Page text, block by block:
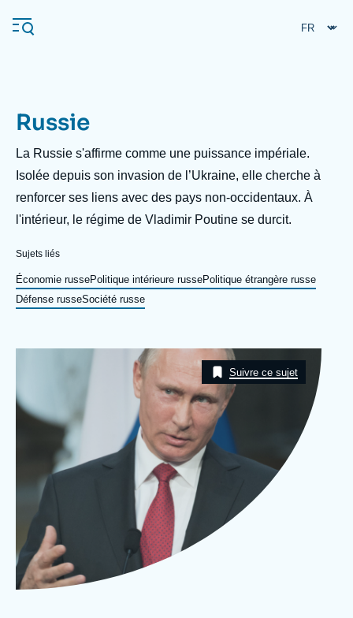
au
contenu
Navigation
principale
L'Ifri
Analyses
Événements
Se connecter
Nous soutenir
À propos de l'Ifri
L'Ifri en bref Proche-Orient
Russie
Description
La Russie s'affirme comme une puissance impériale.
Isolée depuis son invasion de l’Ukraine, elle cherche à
renforcer ses liens avec des pays non-occidentaux. À
l'intérieur, le régime de Vladimir Poutine se durcit.
Sujets liés
Économie russePolitique intérieure russePolitique étrangère russe
Défense russeSociété russe
Taxonomie
Suivre ce sujet